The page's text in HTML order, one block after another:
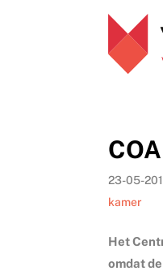
23-05-
kamer
Het
omdat